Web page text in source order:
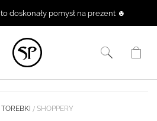
to doskonały pomysł na prezent ☻
TOREBKI SHOPPERY